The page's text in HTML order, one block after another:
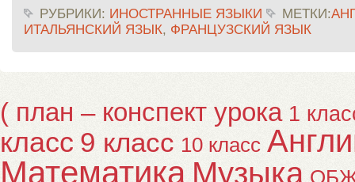
РУБРИКИ: ИНОСТРАННЫЕ ЯЗЫКИ МЕТКИ:
ИТАЛЬЯНСКИЙ ЯЗЫК, ФРАНЦУЗСКИЙ ЯЗЫК
( план – конспект урока 1
класс 9 класс 10 класс
Математика Музыка